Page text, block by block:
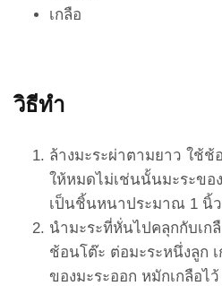
เกลือ
วิธีทำ
ล้างมะระผ่าตามยาว ใช้ช้
ให้หมดไม่เช่นนั้นมะระขอ
เป็นชิ้นหนาประมาณ 1 นิ้
นำมะระที่หั่นไปคลุกกับเก
ช้อนโต๊ะ ต่อมะระหนึ่งลูก
ของมะระออก หมักเกลือไ